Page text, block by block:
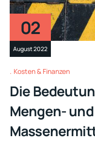
02
August 2022
Kosten & Finanzen
Die
Mengen- und